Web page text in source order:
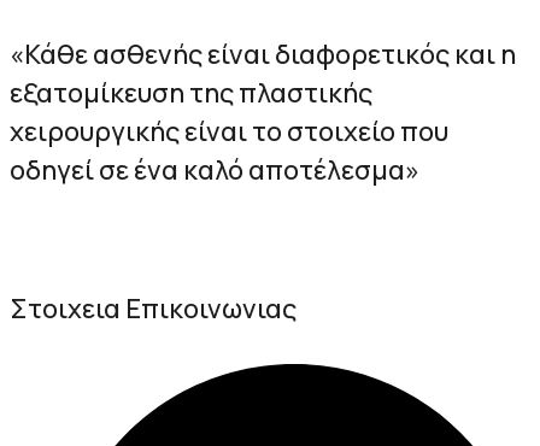
«Κάθε ασθενής είναι διαφορετικός και η
εξατομίκευση της πλαστικής
χειρουργικής είναι το στοιχείο που
οδηγεί σε ένα καλό αποτέλεσμα»
Στοιχεια Επικοινωνιας